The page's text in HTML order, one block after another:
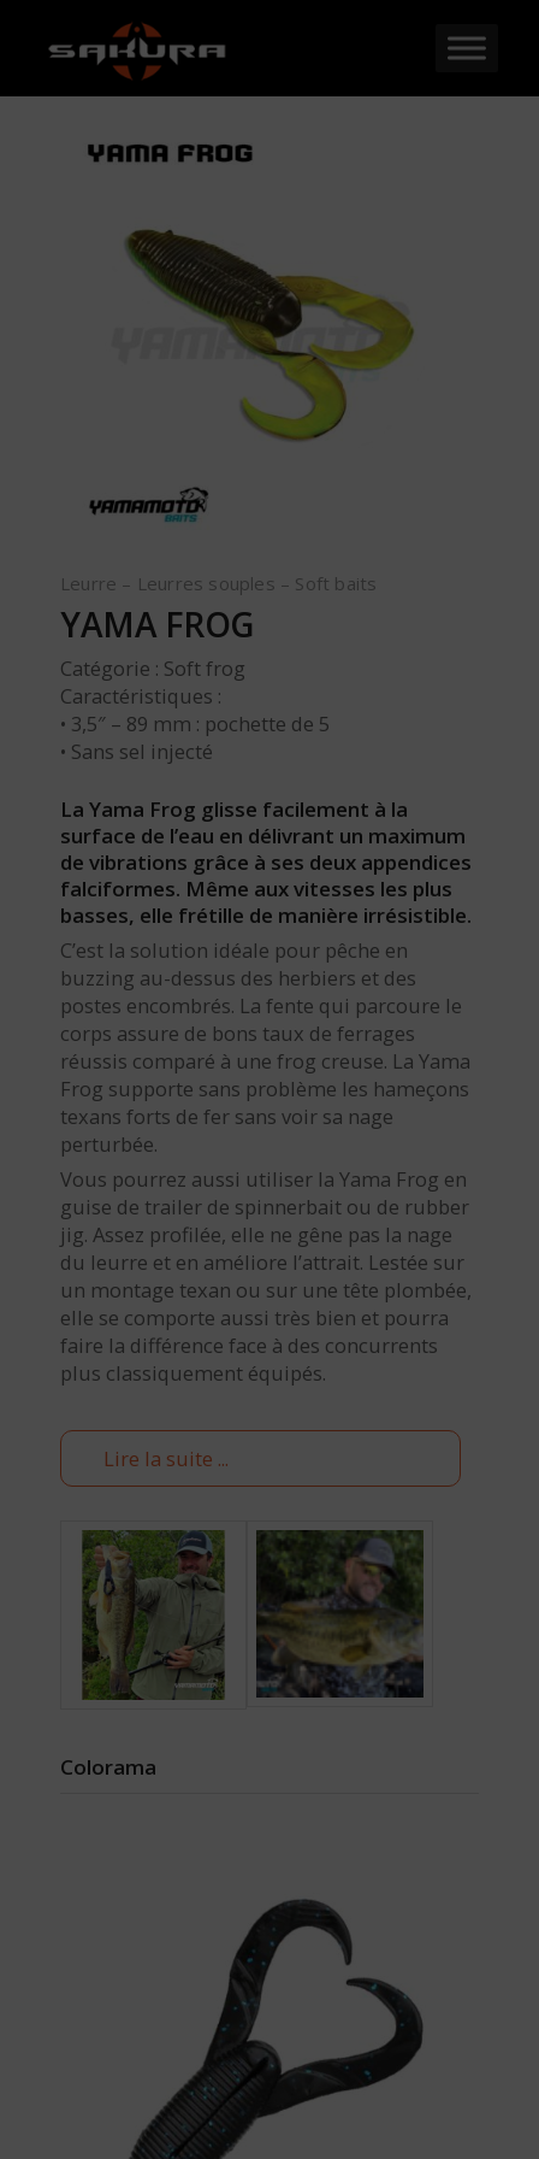
Leurre – Leurres souples – Soft baits
YAMA FROG
Catégorie : Soft frog
Caractéristiques :
• 3,5″ – 89 mm : pochette de 5
• Sans sel injecté
La Yama Frog glisse facilement à la
surface de l’eau en délivrant un maximum
de vibrations grâce à ses deux appendices
falciformes. Même aux vitesses les plus
basses, elle frétille de manière irrésistible.
C’est la solution idéale pour pêche en
buzzing au-dessus des herbiers et des
postes encombrés. La fente qui parcoure le
corps assure de bons taux de ferrages
réussis comparé à une frog creuse. La Yama
Frog supporte sans problème les hameçons
texans forts de fer sans voir sa nage
perturbée.
Vous pourrez aussi utiliser la Yama Frog en
guise de trailer de spinnerbait ou de rubber
jig. Assez profilée, elle ne gêne pas la nage
du leurre et en améliore l’attrait. Lestée sur
un montage texan ou sur une tête plombée,
elle se comporte aussi très bien et pourra
faire la différence face à des concurrents
plus classiquement équipés.
Lire la suite ...
Colorama